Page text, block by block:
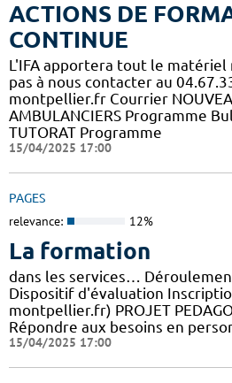
ACTIONS DE
CONTINUE
L'IFA apportera tout le matériel
pas à nous contacter au
montpellier.fr Courrier
AMBULANCIERS Programme
TUTORAT Programme
15/04/2025 17:00
PAGES
relevance: 12%
La formation
dans les services…
Dispositif d'évaluation
montpellier.fr) PROJET
Répondre aux besoins en
15/04/2025 17:00